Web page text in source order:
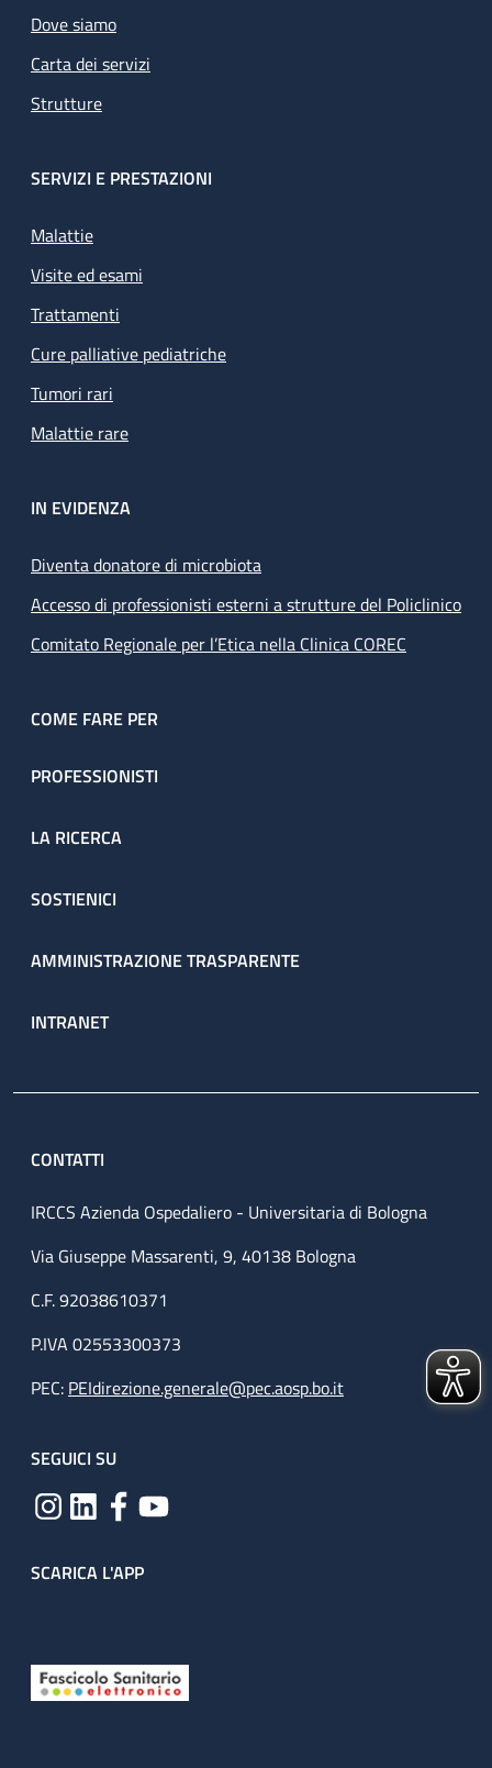
Dove siamo
Carta dei servizi
Strutture
SERVIZI E PRESTAZIONI
Malattie
Visite ed esami
Trattamenti
Cure palliative pediatriche
Tumori rari
Malattie rare
IN EVIDENZA
Diventa donatore di microbiota
Accesso di professionisti esterni a strutture del Policlinico
Comitato Regionale per l’Etica nella Clinica COREC
COME FARE PER
PROFESSIONISTI
LA RICERCA
SOSTIENICI
AMMINISTRAZIONE TRASPARENTE
INTRANET
CONTATTI
IRCCS Azienda Ospedaliero - Universitaria di Bologna
Via Giuseppe Massarenti, 9, 40138 Bologna
C.F. 92038610371
P.IVA 02553300373
PEC: PEIdirezione.generale@pec.aosp.bo.it
SEGUICI SU
SCARICA L'APP